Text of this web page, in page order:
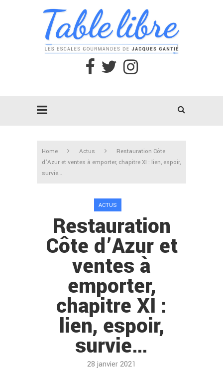
Home Actus
Restauration Côte
d’Azur et ventes à emporter, chapitre XI : lien, espoir,
survie…
ACTUS
Restauration
Côte d’Azur et
ventes à
emporter,
chapitre XI :
lien, espoir,
survie…
28 janvier 2021